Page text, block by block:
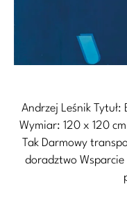
Andrzej Leśnik Tytuł:
Wymiar: 120 x 120
Tak Darmowy
doradztwo